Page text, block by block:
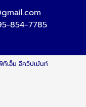
854-7785
ทีเอ็ม อีควิปเม้นท์